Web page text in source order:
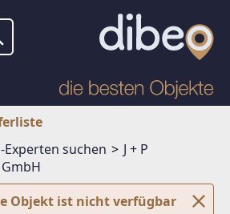
Experten suchen
J + P
Objekt ist nicht verfügbar